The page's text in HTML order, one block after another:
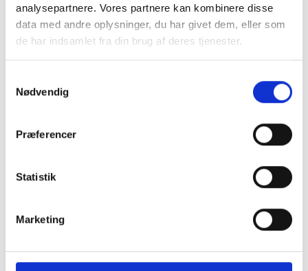
analysepartnere. Vores partnere kan kombinere disse
data med andre oplysninger, du har givet dem, eller som
de har indsamlet fra din brug af deres tjenester.
Nødvendig
Præferencer
Statistik
Marketing
struktur forekommer. Billeder og farveprøver er
Læs mere